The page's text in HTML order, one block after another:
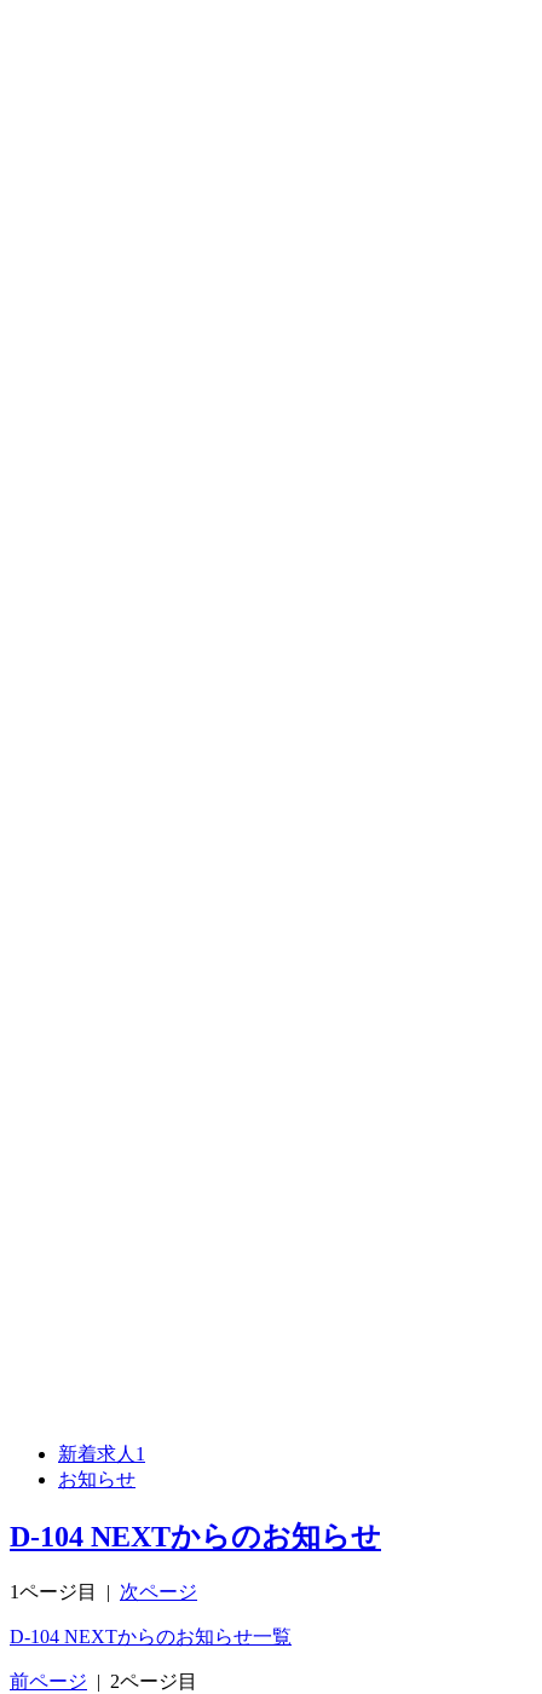
新着求人1
お知らせ
D-104 NEXTからのお知らせ
1ページ目 | 次ページ
D-104 NEXTからのお知らせ一覧
前ページ | 2ページ目